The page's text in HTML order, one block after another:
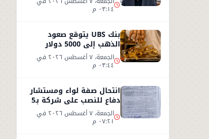
٠٣:١٤ م
بنك UBS يتوقع صعود
الذهب إلى 5000 دولار
للأوقية - التفاصيل الجمعة، ٧ أغسطس ٢٠٢٦ في
٠٣:٤٤ م
انتحال صفة لواء ومستشار
دفاع للنصب على شركة بـ5
ملايين جنيه داخل هيئة
الاستثمار الجمعة، ٧ أغسطس ٢٠٢٦ في
٠٧:٢١ م